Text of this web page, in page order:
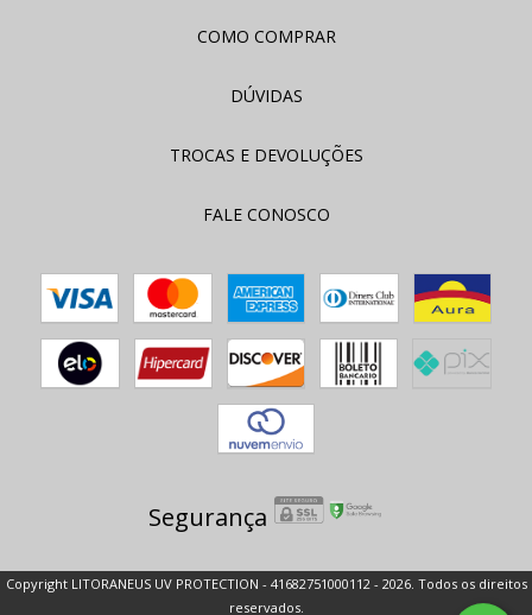
COMO COMPRAR
DÚVIDAS
TROCAS E DEVOLUÇÕES
FALE CONOSCO
Segurança
Copyright LITORANEUS UV PROTECTION - 41682751000112 - 2026. Todos os direitos
reservados.